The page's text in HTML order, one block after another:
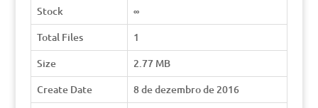
Stock
∞
Total Files
1
Size
2.77 MB
Create Date
8 de dezembro de 2016